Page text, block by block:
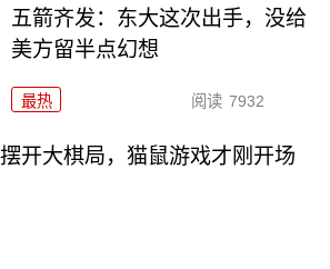
五箭齐发：东大这次出手，没给
美方留半点幻想
最热 阅读 7932
开大棋局，猫鼠游戏才刚开场